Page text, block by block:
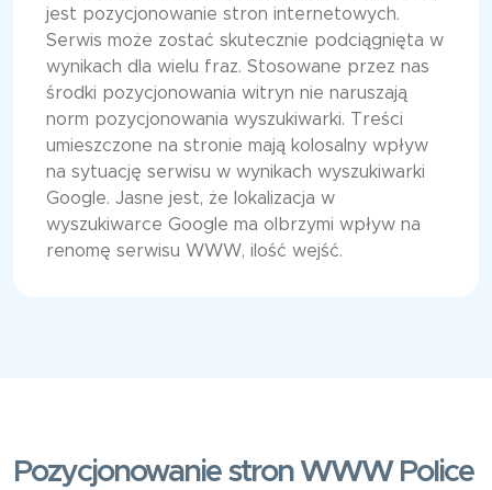
jest pozycjonowanie stron internetowych.
Serwis może zostać skutecznie podciągnięta w
wynikach dla wielu fraz. Stosowane przez nas
środki pozycjonowania witryn nie naruszają
norm pozycjonowania wyszukiwarki. Treści
umieszczone na stronie mają kolosalny wpływ
na sytuację serwisu w wynikach wyszukiwarki
Google. Jasne jest, że lokalizacja w
wyszukiwarce Google ma olbrzymi wpływ na
renomę serwisu WWW, ilość wejść.
Pozycjonowanie stron WWW Police